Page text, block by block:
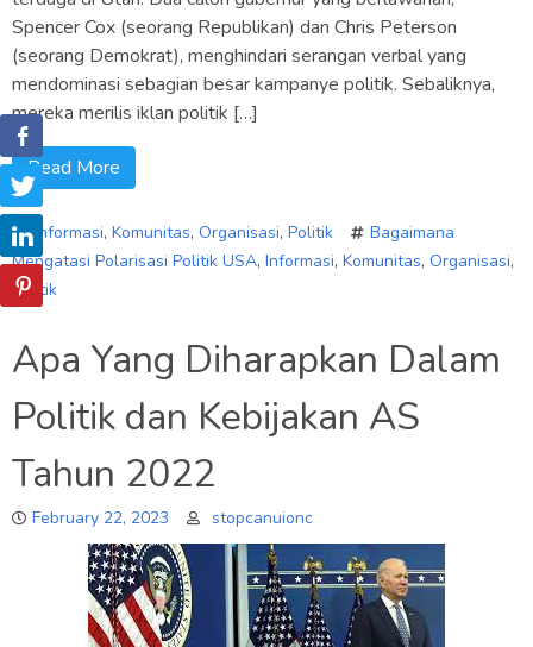
Spencer Cox (seorang Republikan) dan Chris Peterson
(seorang Demokrat), menghindari serangan verbal yang
mendominasi sebagian besar kampanye politik. Sebaliknya,
mereka merilis iklan politik […]
Read More
Informasi, Komunitas, Organisasi, Politik
Bagaimana
Mengatasi Polarisasi Politik USA, Informasi, Komunitas, Organisasi,
Politik
Apa Yang Diharapkan Dalam
Politik dan Kebijakan AS
Tahun 2022
February 22, 2023 stopcanuionc